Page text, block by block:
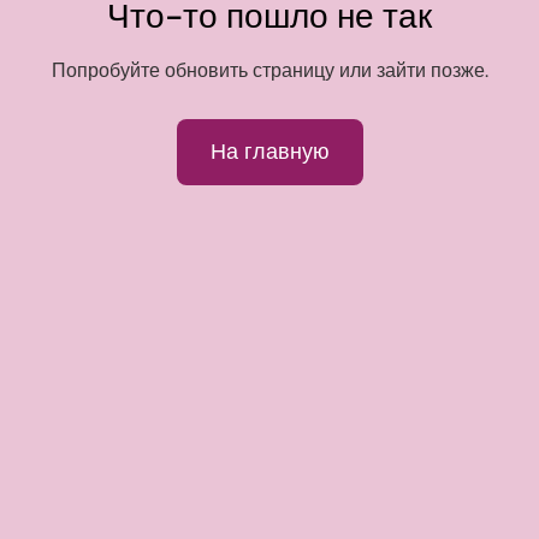
Что-то пошло не так
Попробуйте обновить страницу или зайти позже.
На главную